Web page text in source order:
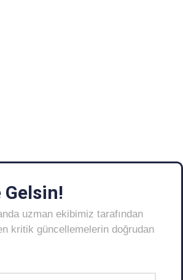
Gelsin!
uzman ekibimiz tarafından
kritik güncellemelerin doğrudan